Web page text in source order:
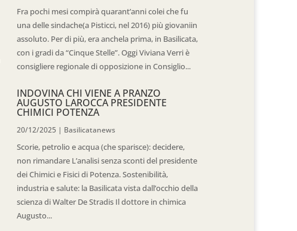
Fra pochi mesi compirà quarant’anni colei che fu
una delle sindache(a Pisticci, nel 2016) più giovaniin
assoluto. Per di più, era anchela prima, in Basilicata,
con i gradi da “Cinque Stelle”. Oggi Viviana Verri è
consigliere regionale di opposizione in Consiglio...
INDOVINA CHI VIENE A PRANZO
AUGUSTO LAROCCA PRESIDENTE
CHIMICI POTENZA
20/12/2025 | Basilicatanews
Scorie, petrolio e acqua (che sparisce): decidere,
non rimandare L’analisi senza sconti del presidente
dei Chimici e Fisici di Potenza. Sostenibilità,
industria e salute: la Basilicata vista dall’occhio della
scienza di Walter De Stradis Il dottore in chimica
Augusto...